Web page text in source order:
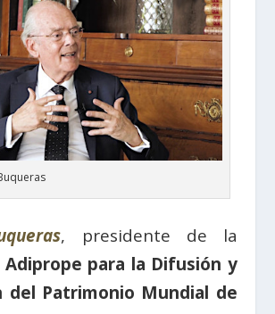
, presidente de la
Adiprope para la Difusión y
del Patrimonio Mundial de